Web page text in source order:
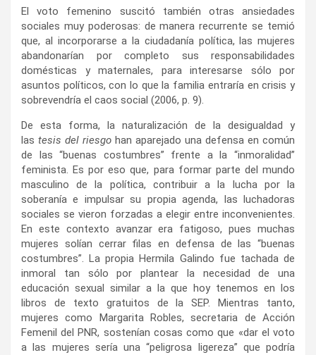
El voto femenino suscitó también otras ansiedades
sociales muy poderosas: de manera recurrente se temió
que, al incorporarse a la ciudadanía política, las mujeres
abandonarían por completo sus responsabilidades
domésticas y maternales, para interesarse sólo por
asuntos políticos, con lo que la familia entraría en crisis y
sobrevendría el caos social (2006, p. 9).
De esta forma, la naturalización de la desigualdad y
las tesis del riesgo han aparejado una defensa en común
de las “buenas costumbres” frente a la “inmoralidad”
feminista. Es por eso que, para formar parte del mundo
masculino de la política, contribuir a la lucha por la
soberanía e impulsar su propia agenda, las luchadoras
sociales se vieron forzadas a elegir entre inconvenientes.
En este contexto avanzar era fatigoso, pues muchas
mujeres solían cerrar filas en defensa de las “buenas
costumbres”. La propia Hermila Galindo fue tachada de
inmoral tan sólo por plantear la necesidad de una
educación sexual similar a la que hoy tenemos en los
libros de texto gratuitos de la SEP. Mientras tanto,
mujeres como Margarita Robles, secretaria de Acción
Femenil del PNR, sostenían cosas como que «dar el voto
a las mujeres sería una “peligrosa ligereza” que podría